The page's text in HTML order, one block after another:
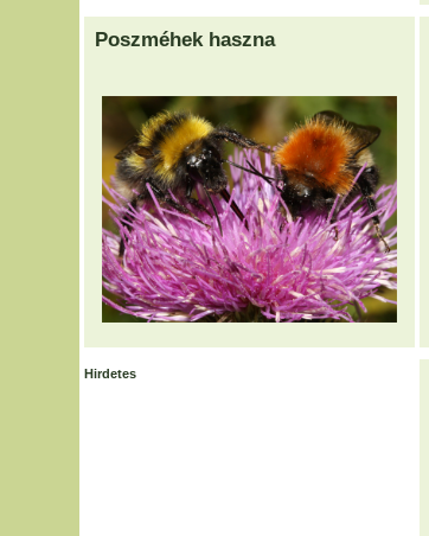
Poszméhek haszna
Hirdetes